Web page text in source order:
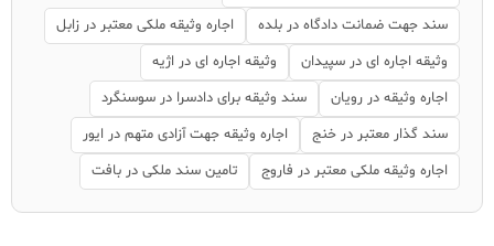
سند جهت ضمانت دادگاه در بلده
اجاره وثیقه ملکی معتبر در زابل
وثیقه اجاره ای در سپیدان
وثیقه اجاره ای در اژیه
اجاره وثیقه در رویان
سند وثیقه برای دادسرا در سوسنگرد
سند گذار معتبر در خنج
اجاره وثیقه جهت آزادی متهم در ایور
اجاره وثیقه ملکی معتبر در فاروج
تامین سند ملکی در بافت